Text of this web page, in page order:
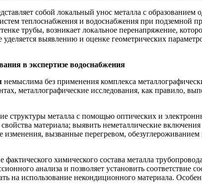
собой локальный унос металла с
теплоснабжения и водоснабжения при подземной
трубы, возникает локальное перенапряжение,
уделяется выявлению и оценке геометрических
в экспертизе водоснабжения
немыслима без применения комплекса
металлографические исследования, как правило,
структуры металла с помощью оптических и
материала; выявить неметаллические
изменения, вызванные перегревом,
фактического химического состава металла
анализа и позволяет установить соответствие
на использование некондиционного материала.